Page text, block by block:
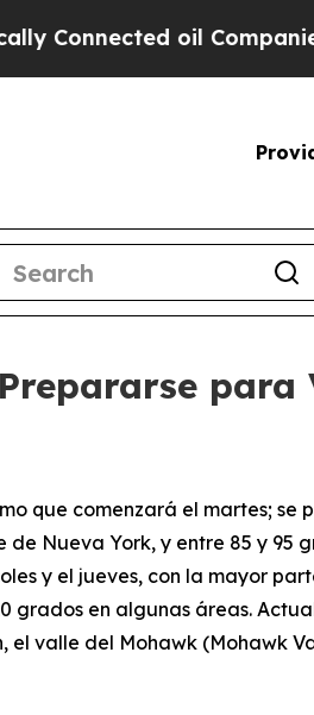
Companies — not
para
que comenzará el martes; se
Nueva York, y entre 85 y 95
y el jueves, con la mayor
grados en algunas áreas.
valle del Mohawk (Mohawk